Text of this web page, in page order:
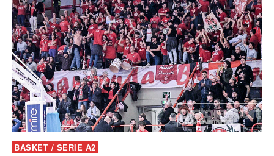
BASKET / SERIE A2